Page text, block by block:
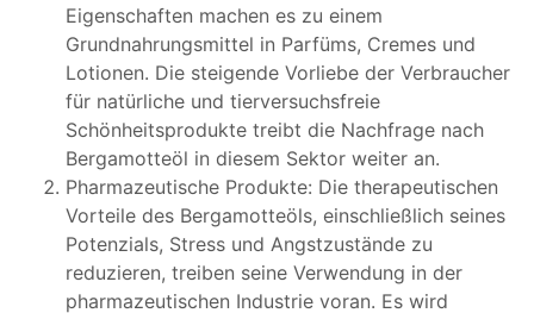
Eigenschaften machen es zu einem
Grundnahrungsmittel in Parfüms, Cremes und
Lotionen. Die steigende Vorliebe der Verbraucher
für natürliche und tierversuchsfreie
Schönheitsprodukte treibt die Nachfrage nach
Bergamotteöl in diesem Sektor weiter an.
Pharmazeutische Produkte: Die therapeutischen
Vorteile des Bergamotteöls, einschließlich seines
Potenzials, Stress und Angstzustände zu
reduzieren, treiben seine Verwendung in der
pharmazeutischen Industrie voran. Es wird